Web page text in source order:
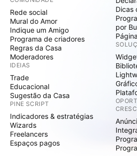
Rede social
Mural do Amor
Indique um Amigo
Programa de criadores
Regras da Casa
Moderadores
IDEIAS
Trade
Educacional
Sugestão da Casa
PINE SCRIPT
Indicadores & estratégias
Wizards
Freelancers
Espaços pagos
Dicas
por